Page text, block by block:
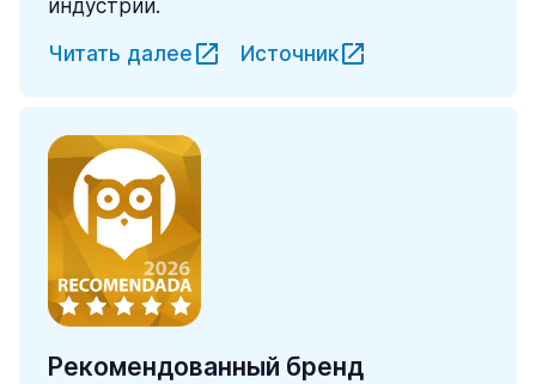
индустрии.
Читать далее
Источник
Рекомендованный бренд